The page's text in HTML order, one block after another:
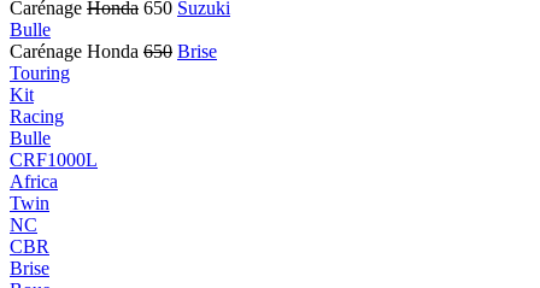
Carénage Honda 650 Suzuki
Bulle
Carénage Honda 650 Brise
Touring
Kit
Racing
Bulle
CRF1000L
Africa
Twin
NC
CBR
Brise